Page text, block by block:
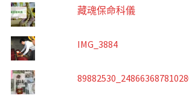
藏魂保命科儀
IMG_3884